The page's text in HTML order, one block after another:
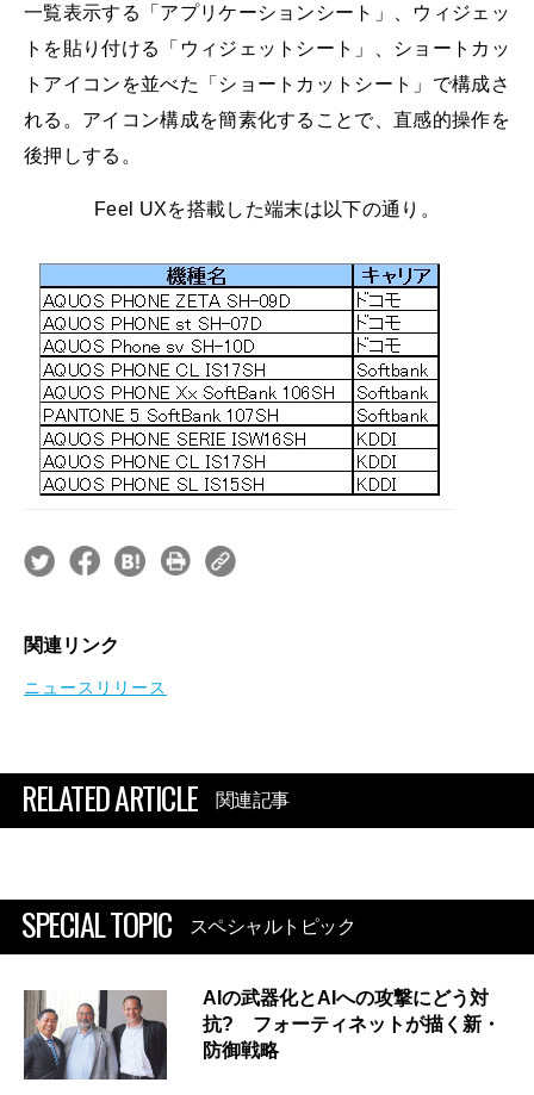
一覧表示する「アプリケーションシート」、ウィジェッ
トを貼り付ける「ウィジェットシート」、ショートカッ
トアイコンを並べた「ショートカットシート」で構成さ
れる。アイコン構成を簡素化することで、直感的操作を
後押しする。
Feel UXを搭載した端末は以下の通り。
関連リンク
ニュースリリース
RELATED ARTICLE 関連記事
SPECIAL TOPIC スペシャルトピック
AIの武器化とAIへの攻撃にどう対
抗? フォーティネットが描く新・
防御戦略